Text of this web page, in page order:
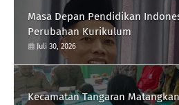
Masa Depan Pendidikan
Perubahan Kurikulum
Juli 30, 2026
Kecamatan Tangaran Matangkan